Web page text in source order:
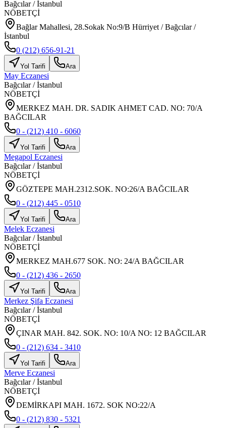
Bağcılar/İstanbul
NÖBETÇİ
Bağlar Mahallesi, 28.Sokak No:9/B Hürriyet / Bağcılar /
İstanbul
0 (212) 656-91-21
Yol Tarifi Ara
May Eczanesi
Bağcılar/İstanbul
NÖBETÇİ
MERKEZ MAH. DR. SADIK AHMET CAD. NO: 70/A
BAĞCILAR
0 - (212) 410 - 6060
Yol Tarifi Ara
Megapol Eczanesi
Bağcılar/İstanbul
NÖBETÇİ
GÖZTEPE MAH.2312.SOK. NO:26/A BAĞCILAR
0 - (212) 445 - 0510
Yol Tarifi Ara
Melek Eczanesi
Bağcılar/İstanbul
NÖBETÇİ
MERKEZ MAH.677 SOK. NO: 24/A BAĞCILAR
0 - (212) 436 - 2650
Yol Tarifi Ara
Merkez Şifa Eczanesi
Bağcılar/İstanbul
NÖBETÇİ
ÇINAR MAH. 842. SOK. NO: 10/A NO: 12 BAĞCILAR
0 - (212) 634 - 3410
Yol Tarifi Ara
Merve Eczanesi
Bağcılar/İstanbul
NÖBETÇİ
DEMİRKAPI MAH. 1672. SOK NO:22/A
0 - (212) 830 - 5321